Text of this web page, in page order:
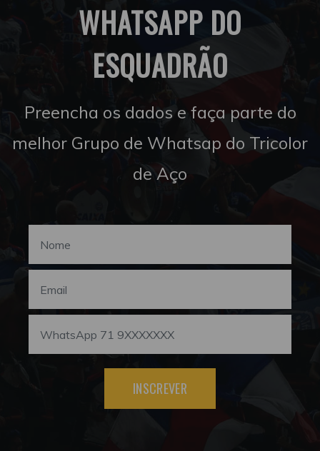
WHATSAPP DO
ESQUADRÃO
Preencha os dados e faça parte do
melhor Grupo de Whatsap do Tricolor
de Aço
INSCREVER